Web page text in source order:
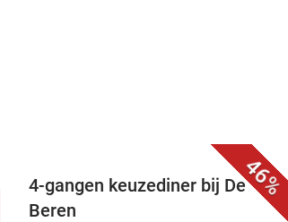
46%
4-gangen keuzediner bij De
Beren